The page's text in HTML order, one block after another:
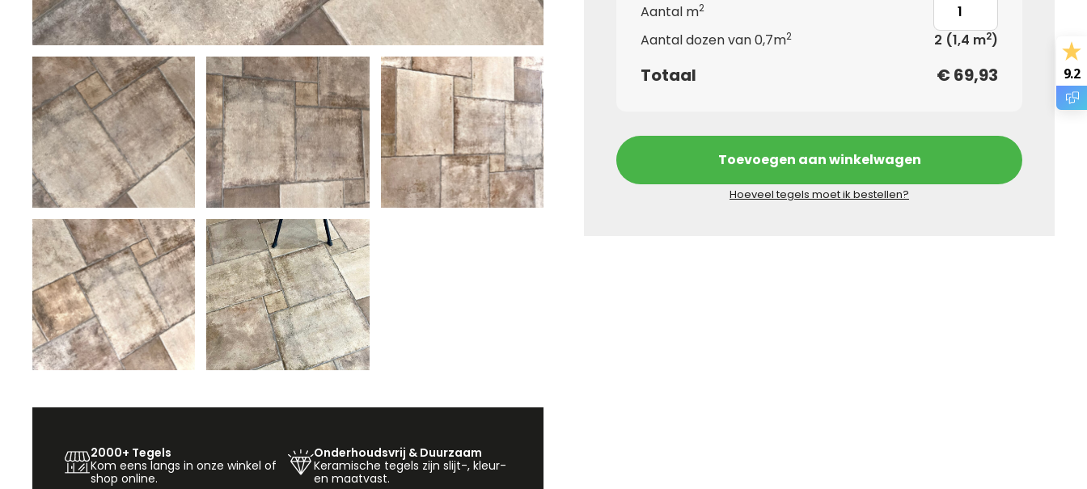
2000+ Tegels
Kom eens langs in onze winkel of
shop online.
Onderhoudsvrij & Duurzaam
Keramische tegels zijn slijt-, kleur-
en maatvast.
Aantal m2
Aantal dozen van 0,7m2 2 (1,4 m2)
Totaal € 69,93
Toevoegen aan winkelwagen
Hoeveel tegels moet ik bestellen?
9.2